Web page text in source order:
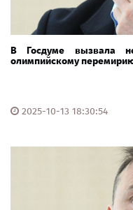
В Госдуме вызвала
олимпийскому
2025-10-13 18:30:54